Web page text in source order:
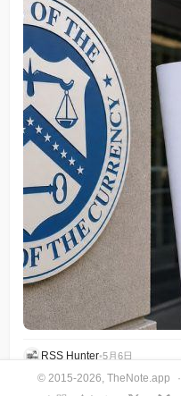
RSS Hunter•5月6日
© 2015-2026, TheNote.app ·